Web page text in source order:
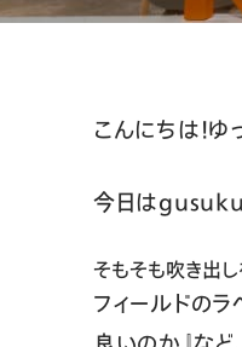
こんにちは！ゆ
今日はgusuku
そもそも吹き出
フィールドのラ